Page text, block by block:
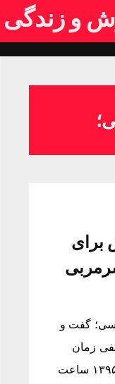
و زندگی
گفت و
زمان
دریافت خبر: دوشنبه ۰۳ خرداد ۱۳۹۵ ساعت